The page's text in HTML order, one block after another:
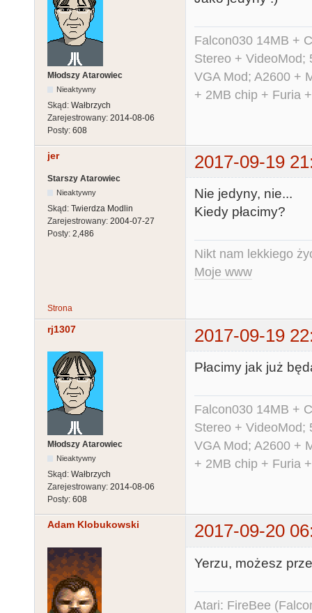
Młodszy Atarowiec
Nieaktywny
Skąd: Wałbrzych
Zarejestrowany: 2014-08-06
Posty: 608
Falcon030 14MB +
Stereo + VideoMod;
VGA Mod; A2600 +
+ 2MB chip + Furia
jer 2017-09-19
Starszy Atarowiec
Nieaktywny
Skąd: Twierdza Modlin
Zarejestrowany: 2004-07-27
Posty: 2,486
Nie jedyny, nie...
Kiedy płacimy?
Nikt nam lekkiego
Moje www
Strona
rj1307 2017-09-19
Młodszy Atarowiec
Nieaktywny
Skąd: Wałbrzych
Zarejestrowany: 2014-08-06
Posty: 608
Płacimy jak już
Falcon030 14MB +
Stereo + VideoMod;
VGA Mod; A2600 +
+ 2MB chip + Furia
Adam Klobukowski 2017-09-20
Yerzu, możesz
Atari: FireBee